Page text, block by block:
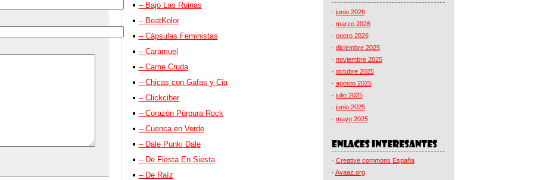
– Bajo Las Ruinas
– BeatKolor
– Cápsulas Feministas
– Caramuel
– Carne Cruda
– Chicas con Gafas y Cia
– Clickciber
– Corazón Púrpura Rock
– Cuenca en Verde
– Dale Punki Dale
– De Fiesta En Siesta
– De Raíz
· junio 2026
· marzo 2026
· enero 2026
· diciembre 2025
· noviembre 2025
· octubre 2025
· agosto 2025
· julio 2025
· junio 2025
· mayo 2025
· Creative commons España
· Avaaz.org